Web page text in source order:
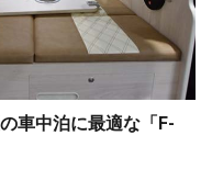
車中泊に最適な「F-